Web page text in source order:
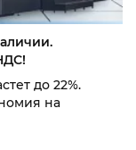
до 22%.
на